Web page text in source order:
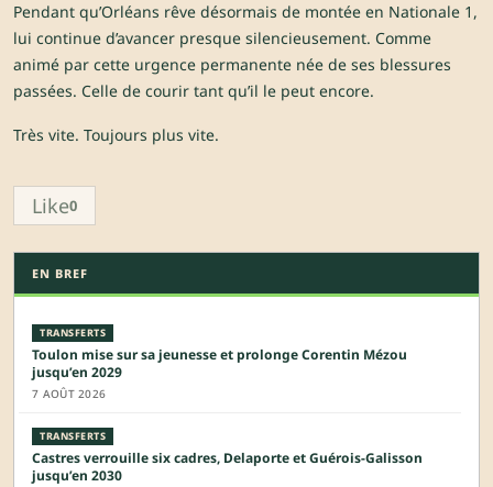
Pendant qu’Orléans rêve désormais de montée en Nationale 1,
lui continue d’avancer presque silencieusement. Comme
animé par cette urgence permanente née de ses blessures
passées. Celle de courir tant qu’il le peut encore.
Très vite. Toujours plus vite.
Like0
EN BREF
TRANSFERTS
Toulon mise sur sa jeunesse et prolonge Corentin Mézou
jusqu’en 2029
7 AOÛT 2026
TRANSFERTS
Castres verrouille six cadres, Delaporte et Guérois-Galisson
jusqu’en 2030